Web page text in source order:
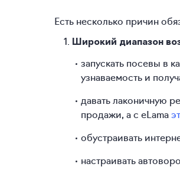
Есть несколько причин
Широкий диапазон
запускать посевы в
узнаваемость и
давать лаконичную
продажи, а с eLama
обустраивать
настраивать